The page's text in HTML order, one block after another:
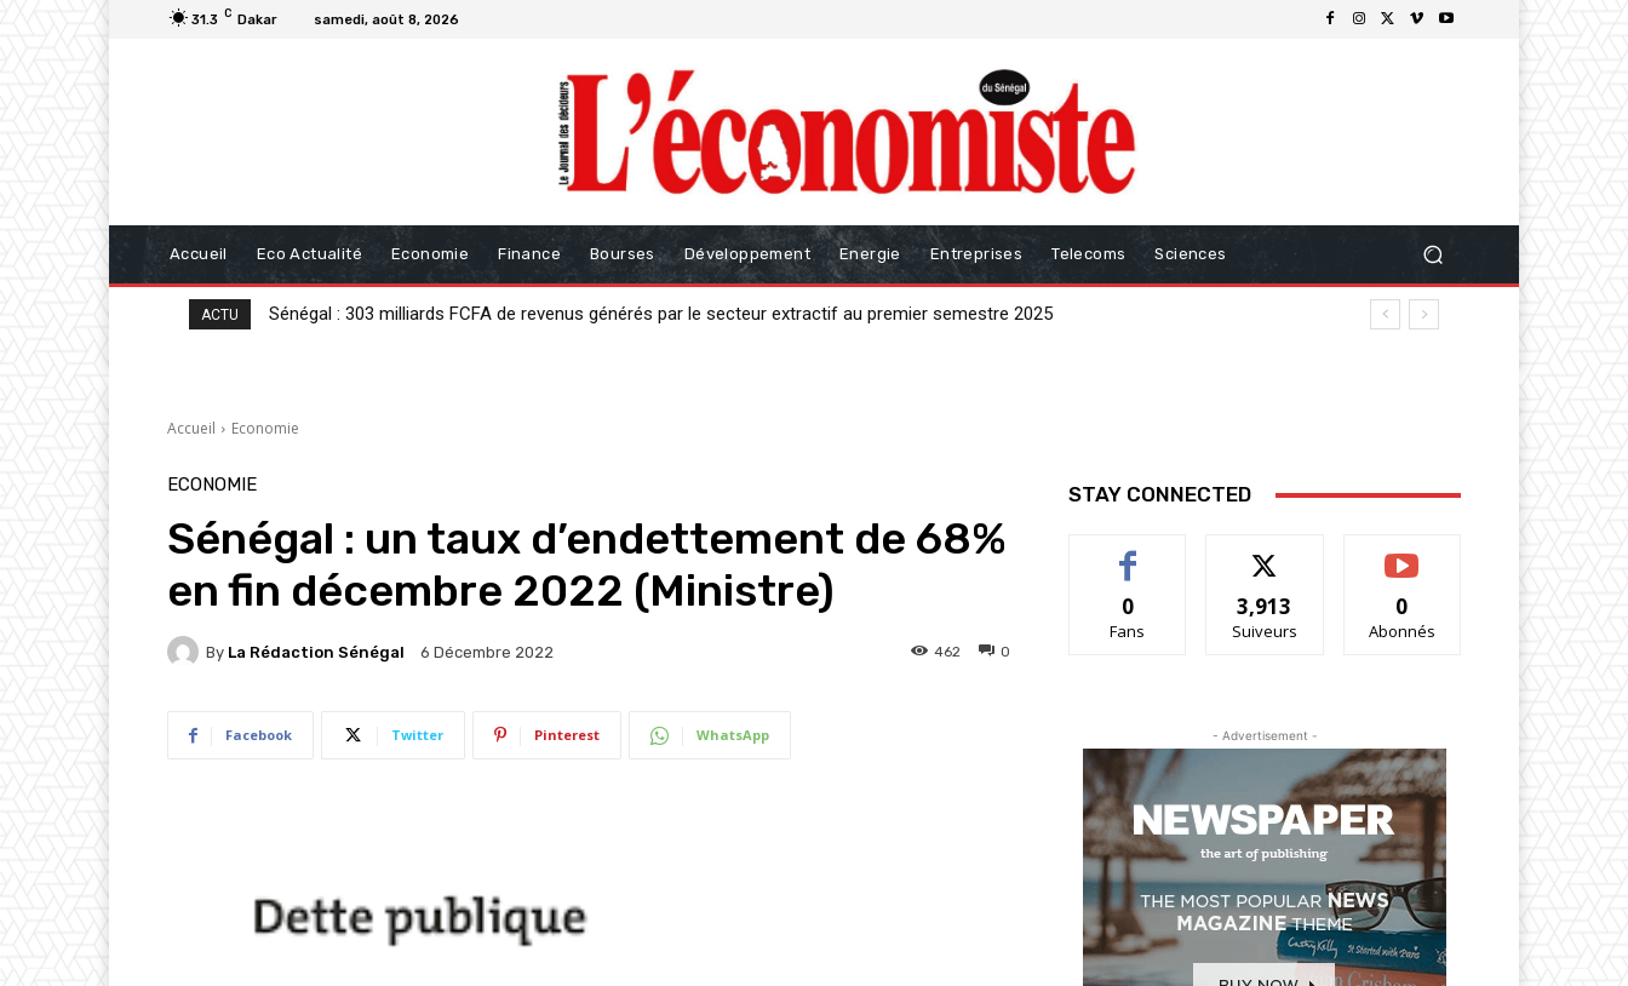
31.3 C Dakar samedi, août 8, 2026
Accueil Eco Actualité Economie Finance Bourses Développement Energie Entreprises Telecoms Sciences
ACTU Analyse : « Sénégal : sortir de la crise par un « big bang » productif de 𝟑 𝟎𝟎𝟎 milliards 𝐅𝐂𝐅𝐀 »
Accueil Economie
ECONOMIE
Sénégal : un taux d’endettement de 68%
en fin décembre 2022 (Ministre)
By La Rédaction Sénégal 6 Décembre 2022 0
462
Facebook Twitter Pinterest WhatsApp
STAY CONNECTED
0
Fans
3,913
Suiveurs
0
Abonnés
- Advertisement -